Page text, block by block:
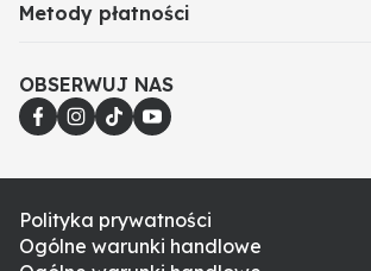
Metody płatności
OBSERWUJ NAS
Polityka prywatności
Ogólne warunki handlowe